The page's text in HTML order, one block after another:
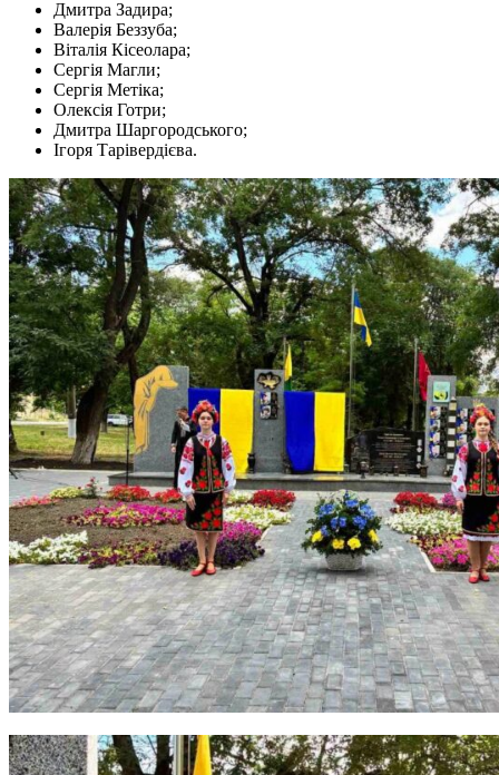
Дмитра Задира;
Валерія Беззуба;
Віталія Кісеолара;
Сергія Магли;
Сергія Метіка;
Олексія Готри;
Дмитра Шаргородського;
Ігоря Тарівердієва.